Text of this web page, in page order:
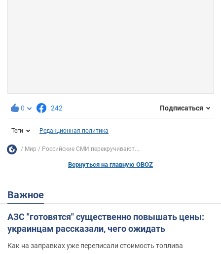
0 242 Подписаться
Теги Редакционная политика
Мир Российские СМИ перекручивают...
Вернуться на главную OBOZ
Важное
АЗС "готовятся" существенно повышать цены:
украинцам рассказали, чего ожидать
Как на заправках уже переписали стоимость топлива